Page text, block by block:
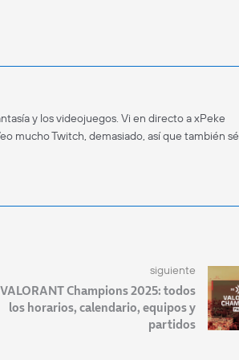
y los videojuegos. Vi en directo a xPeke
mucho Twitch, demasiado, así que también sé
siguiente
VALORANT Champions 2025: todos
los horarios, calendario, equipos y
partidos